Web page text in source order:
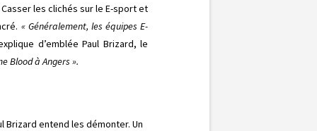
les clichés sur le E-sport et
« Généralement, les équipes E-
d’emblée Paul Brizard, le
Blood à Angers ».
Brizard entend les démonter. Un